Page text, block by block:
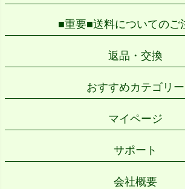
■重要■送料についてのご
返品・交換
おすすめカテゴリー
マイページ
サポート
会社概要